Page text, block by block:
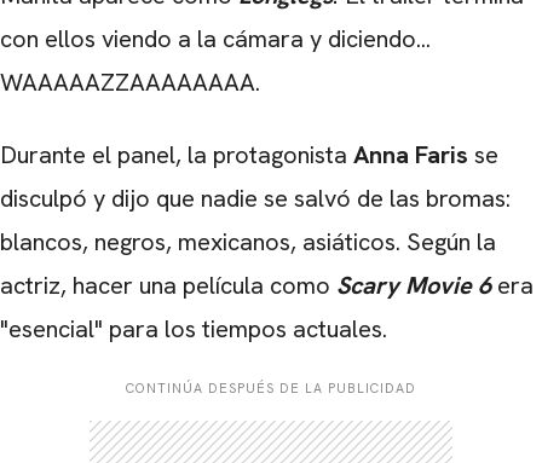
con ellos viendo a la cámara y diciendo...
WAAAAAZZAAAAAAAA.
Durante el panel, la protagonista Anna Faris se
disculpó y dijo que nadie se salvó de las bromas:
blancos, negros, mexicanos, asiáticos. Según la
actriz, hacer una película como Scary Movie 6era
"esencial" para los tiempos actuales.
CONTINÚA DESPUÉS DE LA PUBLICIDAD